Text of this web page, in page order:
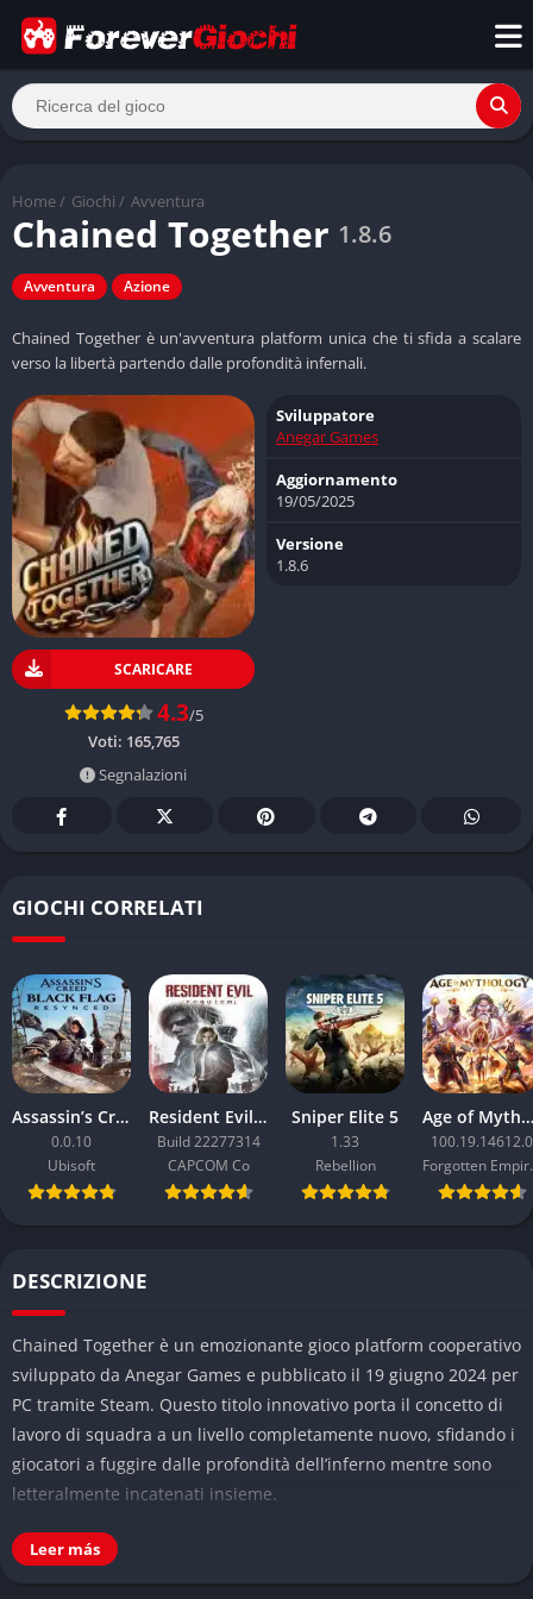
Home / Giochi / Avventura
Chained Together 1.8.6
Avventura Azione
Chained Together è un'avventura platform unica che ti sfida a scalare
verso la libertà partendo dalle profondità infernali.
SCARICARE
4.3/5
Voti: 165,765
Segnalazioni
Sviluppatore
Anegar Games
Aggiornamento
19/05/2025
Versione
1.8.6
GIOCHI CORRELATI
Assassin’s Creed Black Flag Resynced
0.0.10
Ubisoft
Resident Evil Requiem
Build 22277314
CAPCOM Co
Sniper Elite 5
1.33
Rebellion
Age of Mythology: Retold
100.19.14612.0
DESCRIZIONE
Chained Together è un emozionante gioco platform cooperativo
sviluppato da Anegar Games e pubblicato il 19 giugno 2024 per
PC tramite Steam. Questo titolo innovativo porta il concetto di
lavoro di squadra a un livello completamente nuovo, sfidando i
giocatori a fuggire dalle profondità dell’inferno mentre sono
letteralmente incatenati insieme.
🔥 Che cos’è Chained Together
Leer más